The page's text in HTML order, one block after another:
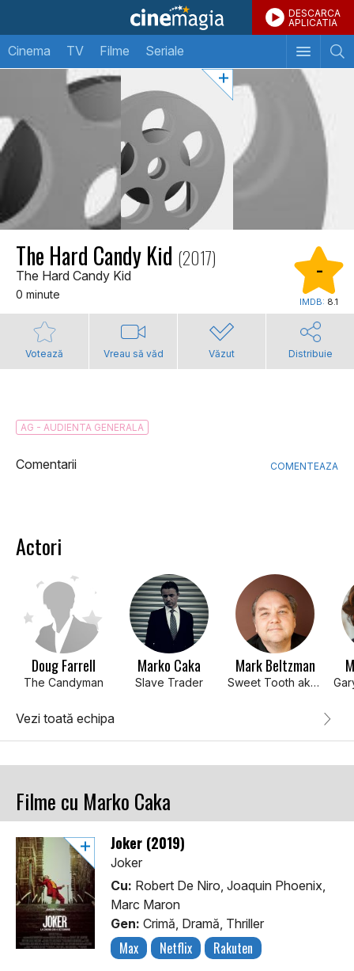
DESCARCA
APLICATIA
Cinema TV Filme Seriale
The Hard Candy Kid (2017)
The Hard Candy Kid
0 minute
-
IMDB: 8.1
Votează Vreau să văd Văzut Distribuie
AG - AUDIENTA GENERALA
Comentarii COMENTEAZA
Actori
Doug Farrell
The Candyman
Marko Caka
Slave Trader
Mark Beltzman
Sweet Tooth aka 'The Taste Tester'
Vezi toată echipa
Filme cu Marko Caka
Joker (2019)
Joker
Cu: Robert De Niro, Joaquin Phoenix,
Marc Maron
Gen: Crimă, Dramă, Thriller
Max Netflix Rakuten